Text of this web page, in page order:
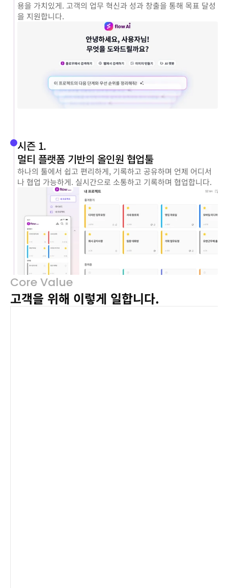
용을 가치있게. 고객의 업무 혁신과 성과 창출을 통해 목표 달성
을 지원합니다.
시즌 1.
멀티 플랫폼 기반의 올인원 협업툴
하나의 툴에서 쉽고 편리하게, 기록하고 공유하며 언제 어디서
나 협업 가능하게. 실시간으로 소통하고 기록하며 협업합니다.
고객을 위해 이렇게 일합니다.
Core Value